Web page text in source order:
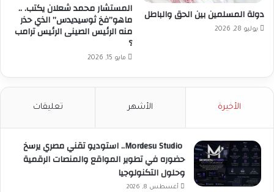
دولة المسلمين بين الحق والباطل
يوليو 28, 2026
المستشار محمد شعلان يكتب. ..
ماهو”فخ ثوسيديدس” الذي حذر
منه الرئيس الصينى الرئيس ترامب
؟
مايو 15, 2026
الأخيرة الأشهر تعليقات
Mordesu Studio.. استوديو تقني مصري يرسخ
حضوره في تطوير المواقع والمنصات الرقمية
وحلول التكنولوجيا
أغسطس 8, 2026